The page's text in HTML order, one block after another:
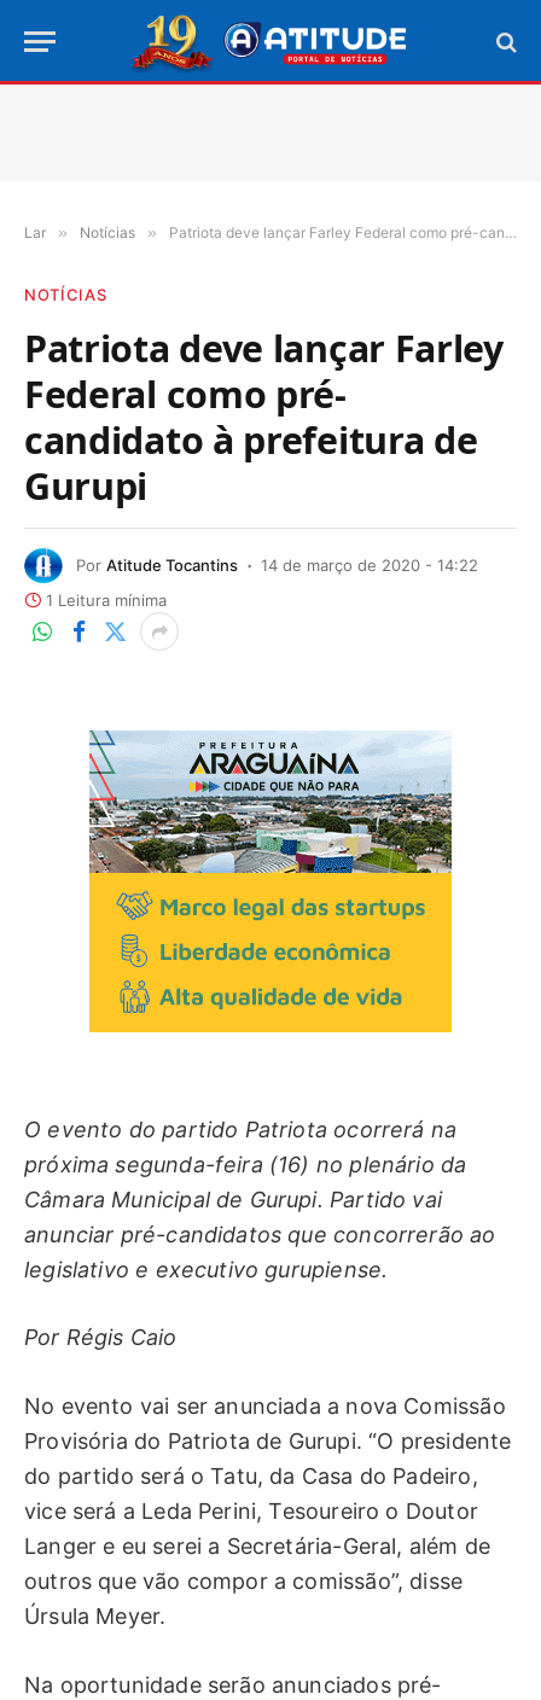
Lar » Notícias » Patriota deve lançar Farley Federal como pré-candidato à prefeitura de Gurupi
NOTÍCIAS
Patriota deve lançar Farley
Federal como pré-
candidato à prefeitura de
Gurupi
Por Atitude Tocantins
14 de março de 2020 - 14:22
1 Leitura mínima
O evento do partido Patriota ocorrerá na
próxima segunda-feira (16) no plenário da
Câmara Municipal de Gurupi. Partido vai
anunciar pré-candidatos que concorrerão ao
legislativo e executivo gurupiense.
Por Régis Caio
No evento vai ser anunciada a nova Comissão
Provisória do Patriota de Gurupi. “O presidente
do partido será o Tatu, da Casa do Padeiro,
vice será a Leda Perini, Tesoureiro o Doutor
Langer e eu serei a Secretária-Geral, além de
outros que vão compor a comissão”, disse
Úrsula Meyer.
Na oportunidade serão anunciados pré-